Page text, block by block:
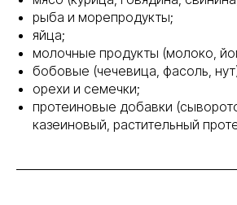
рыба и морепродукты;
яйца;
молочные продукты (молоко,
бобовые (чечевица, фасоль,
орехи и семечки;
протеиновые добавки
казеиновый, растительный